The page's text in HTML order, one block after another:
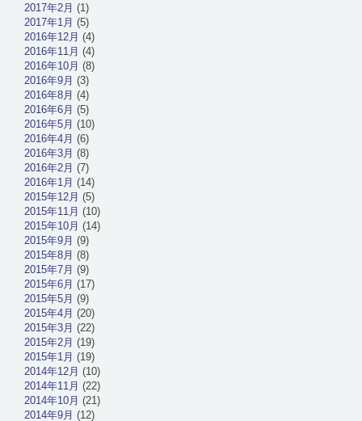
2017年2月 (1)
2017年1月 (5)
2016年12月 (4)
2016年11月 (4)
2016年10月 (8)
2016年9月 (3)
2016年8月 (4)
2016年6月 (5)
2016年5月 (10)
2016年4月 (6)
2016年3月 (8)
2016年2月 (7)
2016年1月 (14)
2015年12月 (5)
2015年11月 (10)
2015年10月 (14)
2015年9月 (9)
2015年8月 (8)
2015年7月 (9)
2015年6月 (17)
2015年5月 (9)
2015年4月 (20)
2015年3月 (22)
2015年2月 (19)
2015年1月 (19)
2014年12月 (10)
2014年11月 (22)
2014年10月 (21)
2014年9月 (12)